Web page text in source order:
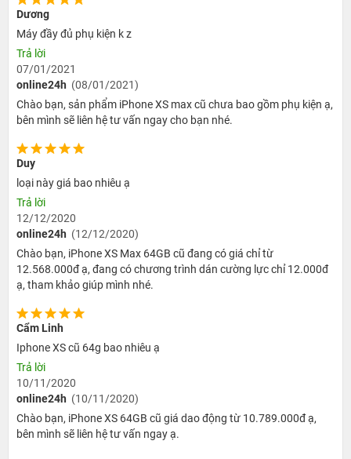
Dương
Máy đầy đủ phụ kiện k z
Trả lời
07/01/2021
online24h (08/01/2021)
Chào bạn, sản phẩm iPhone XS max cũ chưa bao gồm phụ kiện ạ,
bên mình sẽ liên hệ tư vấn ngay cho bạn nhé.
Duy
loại này giá bao nhiêu ạ
Trả lời
12/12/2020
online24h (12/12/2020)
Chào bạn, iPhone XS Max 64GB cũ đang có giá chỉ từ
12.568.000đ ạ, đang có chương trình dán cường lực chỉ 12.000đ
ạ, tham khảo giúp mình nhé.
Cẩm Linh
Iphone XS cũ 64g bao nhiêu ạ
Trả lời
10/11/2020
online24h (10/11/2020)
Chào bạn, iPhone XS 64GB cũ giá dao động từ 10.789.000đ ạ,
bên mình sẽ liên hệ tư vấn ngay ạ.